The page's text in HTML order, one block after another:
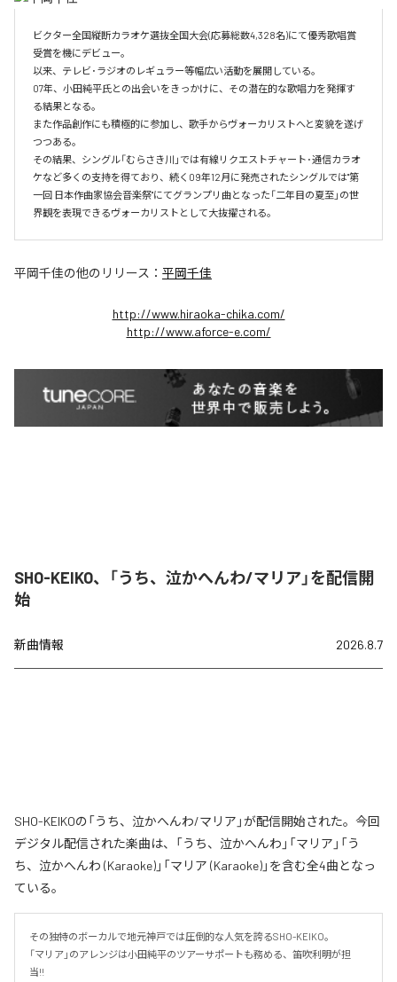
ビクター全国縦断カラオケ選抜全国大会(応募総数4,328名)にて優秀歌唱賞
受賞を機にデビュー。
以来、テレビ･ラジオのレギュラー等幅広い活動を展開している。
07年、小田純平氏との出会いをきっかけに、その潜在的な歌唱力を発揮す
る結果となる。
また作品創作にも積極的に参加し、歌手からヴォーカリストへと変貌を遂げ
つつある。
その結果、シングル「むらさき川」では有線リクエストチャート･通信カラオ
ケなど多くの支持を得ており、続く09年12月に発売されたシングルでは"第
一回 日本作曲家協会音楽祭"にてグランプリ曲となった「二年目の夏至」の世
界観を表現できるヴォーカリストとして大抜擢される。
平岡千佳の他のリリース： 平岡千佳
http://www.hiraoka-chika.com/
http://www.aforce-e.com/
SHO-KEIKO、「うち、泣かへんわ/マリア」を配信開
始
新曲情報 2026.8.7
SHO-KEIKOの「うち、泣かへんわ/マリア」が配信開始された。今回
デジタル配信された楽曲は、「うち、泣かへんわ」「マリア」「う
ち、泣かへんわ (Karaoke)」「マリア (Karaoke)」を含む全4曲となっ
ている。
その独特のボーカルで地元神戸では圧倒的な人気を誇るSHO-KEIKO。
「マリア」のアレンジは小田純平のツアーサポートも務める、笛吹利明が担
当!!